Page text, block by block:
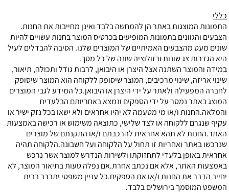
כללי
התמונות המוצגות באתר הן להמחשה בלבד ואינן מחייבות את החנות.
הצבעים והגוונים בתמונות המופיעים בכרטיס המוצר בחנות עשויים להיות
שונים מעט מהצבעים האמיתיים של המוצרים שלנו. הסיבה להבדלים לעיל
היא הגדרות צג שונות ורזולוציה שונה של כל מסך.
במידה והמוצר השתנה אצל היצרן או היבואן, לרבות גודל ותכולה, תיאור,
שינוי אריזה, שינוי מרכיבים, המוצר שיסופק ללקוחה הוא המוצר שיסופק
לחברה המפעילה ולאתר על ידי היצרן או היבואן.כל המידע לגבי המוצרים
המוצג באתר נמסר על ידי הספקים ונמצא באחריותם הבלעדית
והמלאה.החנות ו/או מי מטעמה לא יהיו אחראים ולא ישאו בכל נזק ישיר או
עקיף שנגרם ללקוחה או לצד שלישי, כתוצאה משימוש או רכישה באמצעות
האתר.החנות לא תהא אחראית להרכבתם ו/או התקנתם של מוצרים
שנרכשו באתר ואחריות זו תחול על הלקוחה ועל חשבונה.הלקוחה תהיה
אחראית באופן בלעדי לתחזוקתו ולשירות הנדרש למוצר אשר נרכש
באמצעות האתר, אלא אם נכתב אחרת.אם נפלה טעות בתיאור המוצר, לא
יחייב הדבר את החנות ו/או את הספקים.כל עניין משפטי יתברר בבית
המשפט המוסמך בירושלים בלבד.